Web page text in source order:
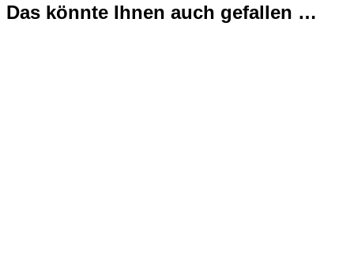
Das könnte Ihnen auch gefallen …